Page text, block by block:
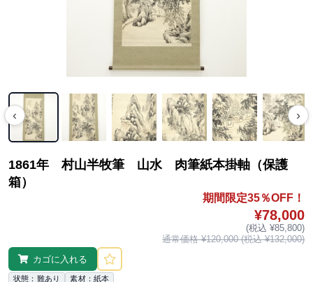
‹ ›
1861年 村山半牧筆 山水 肉筆紙本掛軸（保護
箱）
期間限定35％OFF！
¥78,000
(税込 ¥85,800)
通常価格 ¥120,000 (税込 ¥132,000)
カゴに入れる
状態：難あり 素材：紙本